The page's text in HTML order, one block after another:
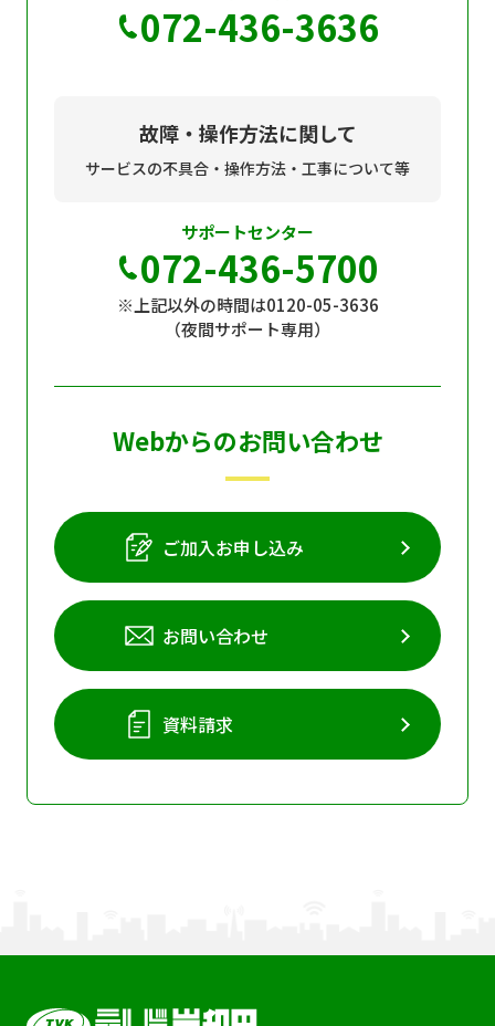
072-436-3636
故障・操作方法に関して
サービスの不具合・操作方法・工事について等
サポートセンター
072-436-5700
※上記以外の時間は0120-05-3636
（夜間サポート専用）
Webからのお問い合わせ
ご加入お申し込み
お問い合わせ
資料請求